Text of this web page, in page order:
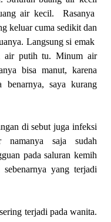
air kecil. Rasanya
keluar cuma sedikit dan
Langsung si emak
air putih tu. Minum air
bisa manut, karena
benarnya, saya kurang
di sebut juga infeksi
namanya saja sudah
pada saluran kemih
yang terjadi
terjadi pada wanita.